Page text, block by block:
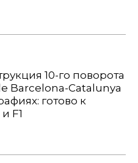
10-го поворота
Barcelona-Catalunya
готово к
F1